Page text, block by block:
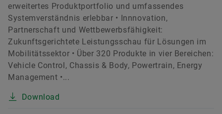
erweitertes Produktportfolio und umfassendes
Systemverständnis erlebbar • Innnovation,
Partnerschaft und Wettbewerbsfähigkeit:
Zukunftsgerichtete Leistungsschau für Lösungen im
Mobilitätssektor • Über 320 Produkte in vier Bereichen:
Vehicle Control, Chassis & Body, Powertrain, Energy
Management •...
Download